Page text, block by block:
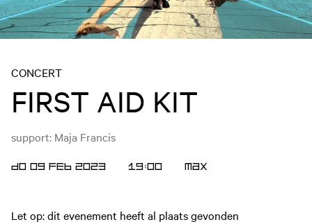
CONCERT
FIRST AID KIT
support: Maja Francis
DO 09 FEB 2023 19:00 Max
Let op: dit evenement heeft al plaats gevonden